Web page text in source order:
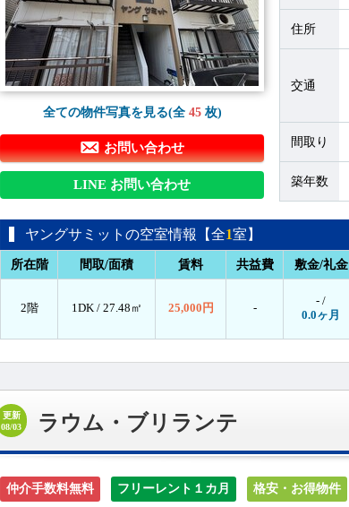
全ての物件写真を見る(全 45枚)
お問い合わせ
LINE お問い合わせ
住所
交通
間取り
築年数
ヤングサミットの空室情報【全1室】
所在階 間取/面積 賃料 共益費 敷金/礼金
2階 1DK / 27.48㎡ 25,000円 -
- /
0.0ヶ月
更新
08/03
ラウム・ブリランテ
仲介手数料無料 フリーレント１カ月 格安・お得物件